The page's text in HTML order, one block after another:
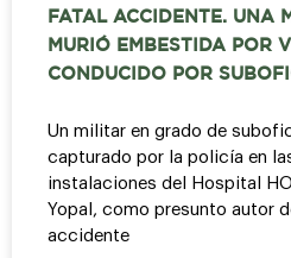
FATAL ACCIDENTE. UNA
MURIÓ EMBESTIDA POR
CONDUCIDO POR
Un militar en grado de
capturado por la policía en
instalaciones del Hospital
Yopal, como presunto autor
accidente